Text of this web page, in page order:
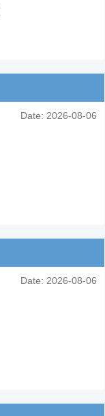
Date: 2026-08-06
Date: 2026-08-06